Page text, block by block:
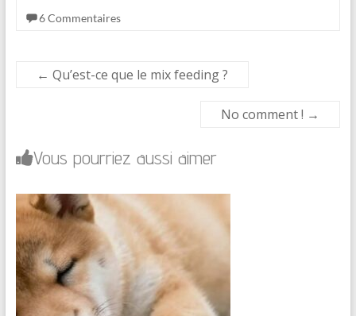
6 Commentaires
← Qu’est-ce que le mix feeding ?
No comment ! →
Vous pourriez aussi aimer